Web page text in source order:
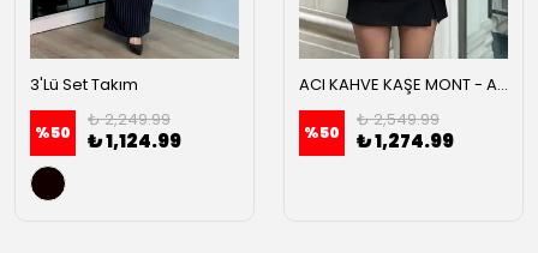
3'Lü Set Takım
%50
₺ 2,249.99
₺ 1,124.99
ACI KAHVE KAŞE MONT - Acı kahve
%50
₺ 2,549.99
₺ 1,274.99